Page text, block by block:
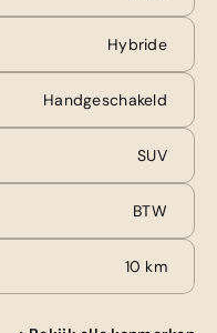
Hybride
Handgeschakeld
SUV
BTW
10 km